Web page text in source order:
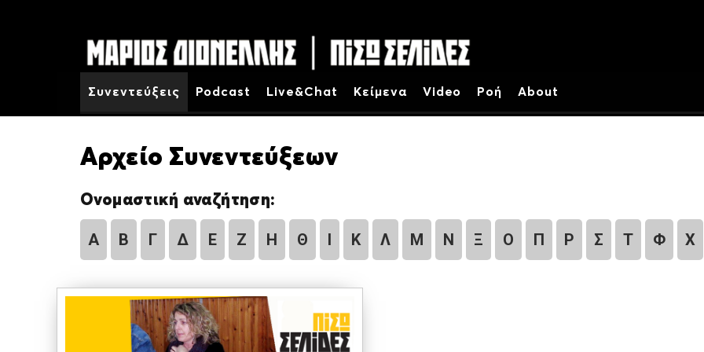
Συνεντεύξεις Podcast Live&Chat Κείμενα Video Ροή About
Αρχείο Συνεντεύξεων
Ονομαστική αναζήτηση:
Α Β Γ Δ Ε Ζ Η Θ Ι Κ Λ Μ Ν Ξ Ο Π Ρ Σ Τ Φ Χ